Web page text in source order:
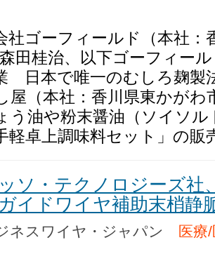
社ゴーフィールド（本社：
田桂治、以下ゴーフィー
日本で唯一のむしろ麹製
屋（本社：香川県東かが
う油や粉末醤油（ソイソ
軽卓上調味料セット」の
ソ・テクノロジーズ社
イドワイヤ補助末梢静
ネスワイヤ・ジャパン 医療